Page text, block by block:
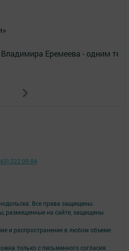
Еремеева - одним
Все права защищены.
размещенные на сайте, защищены
и распространение в любом объеме
только с письменного согласия
222 09 84